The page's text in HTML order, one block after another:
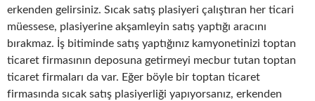
erkenden gelirsiniz. Sıcak satış plasiyeri çalıştıran her ticari
müessese, plasiyerine akşamleyin satış yaptığı aracını
bırakmaz. İş bitiminde satış yaptığınız kamyonetinizi toptan
ticaret firmasının deposuna getirmeyi mecbur tutan toptan
ticaret firmaları da var. Eğer böyle bir toptan ticaret
firmasında sıcak satış plasiyerliği yapıyorsanız, erkenden